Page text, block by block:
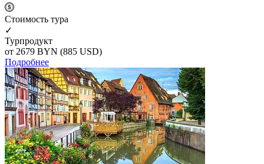
Cтоимость тура
✓
Турпродукт
от 2679 BYN (885 USD)
Подробнее